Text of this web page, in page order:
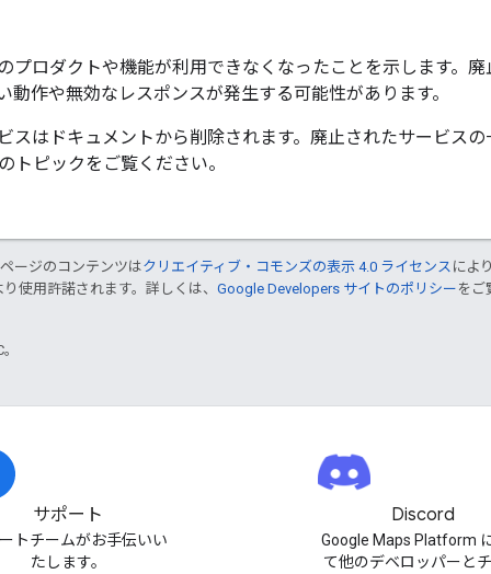
プロダクトや機能が利用できなくなったことを示します。
動作や無効なレスポンスが発生する可能性があります。
スはドキュメントから削除されます。廃止されたサービス
トピックをご覧ください。
ージのコンテンツはクリエイティブ・コモンズの表示 4.0 ライセンス によ
り使用許諾されます。詳しくは、 Google Developers サイトのポリシー をご
サポート
トチームがお手伝いい
たします。
Discord
Google Maps Platform
て他のデベロッパーと